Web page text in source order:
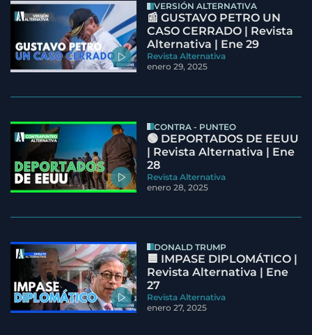
VERSIÓN ALTERNATIVA
📰 GUSTAVO PETRO UN
CASO CERRADO | Revista
Alternativa | Ene 29
Revista Alternativa
enero 29, 2025
CONTRA - PUNTEO
🟢 DEPORTADOS DE EEUU
| Revista Alternativa | Ene
28
Revista Alternativa
enero 28, 2025
DONALD TRUMP
🟦 IMPASE DIPLOMÁTICO |
Revista Alternativa | Ene
27
Revista Alternativa
enero 27, 2025